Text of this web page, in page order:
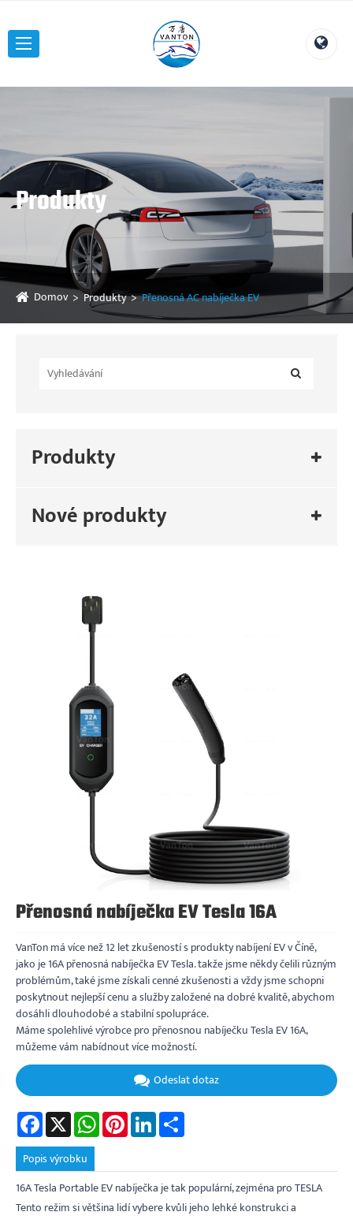
Produkty
Domov Produkty Přenosná AC nabíječka EV
Produkty
Nové produkty
Přenosná nabíječka EV Tesla 16A
VanTon má více než 12 let zkušeností s produkty nabíjení EV v Číně,
jako je 16A přenosná nabíječka EV Tesla. takže jsme někdy čelili různým
problémům, také jsme získali cenné zkušenosti a vždy jsme schopni
poskytnout nejlepší cenu a služby založené na dobré kvalitě, abychom
dosáhli dlouhodobé a stabilní spolupráce.
Máme spolehlivé výrobce pro přenosnou nabíječku Tesla EV 16A,
můžeme vám nabídnout více možností.
Odeslat dotaz
Facebook
X WhatsAppPinterestLinkedIn
Popis výrobku
16A Tesla Portable EV nabíječka je tak populární, zejména pro TESLA
Tento režim si většina lidí vybere kvůli jeho lehké konstrukci a